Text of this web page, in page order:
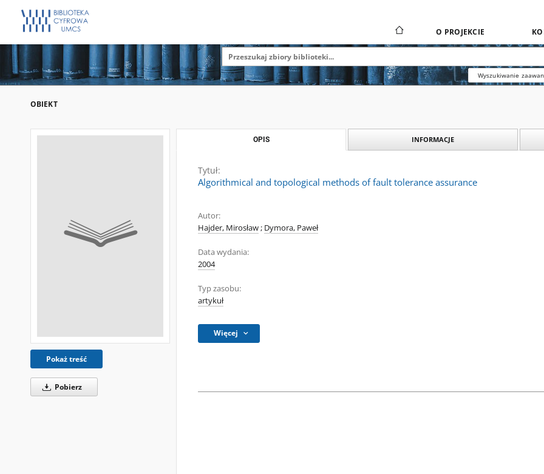
O PROJEKCIE
Wyszukiwanie
OBIEKT
Pokaż treść
Pobierz
OPIS INFORMACJE
Tytuł:
Algorithmical and topological methods of fault tolerance assurance
Autor:
Hajder, Mirosław; Dymora, Paweł
Data wydania:
2004
Typ zasobu:
artykuł
Więcej